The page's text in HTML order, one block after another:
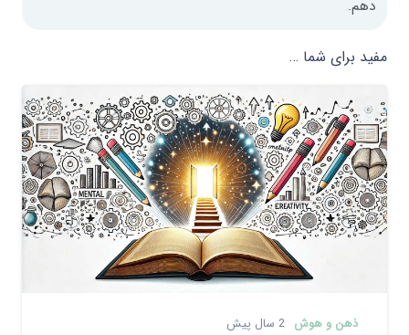
دهم.
مفید برای شما …
ذهن و هوش 2 سال پیش